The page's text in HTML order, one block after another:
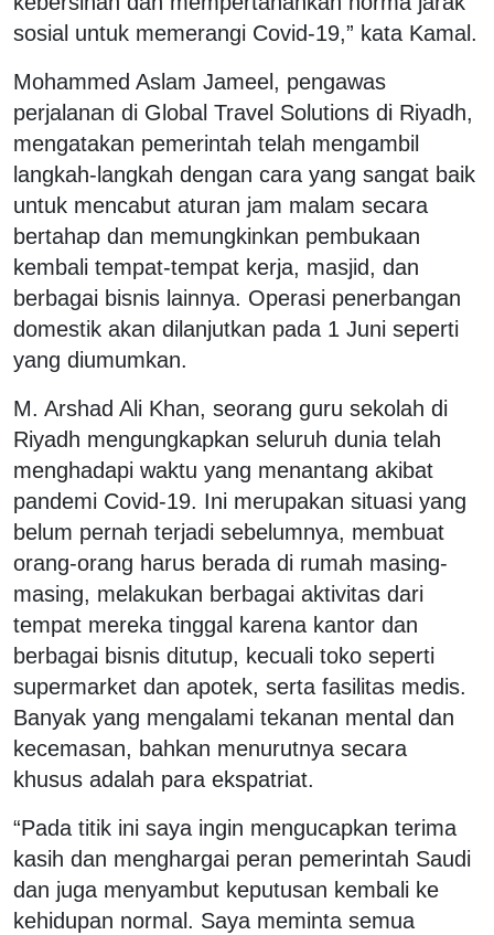
sosial untuk memerangi Covid-19,” kata Kamal.
Mohammed Aslam Jameel, pengawas
perjalanan di Global Travel Solutions di Riyadh,
mengatakan pemerintah telah mengambil
langkah-langkah dengan cara yang sangat baik
untuk mencabut aturan jam malam secara
bertahap dan memungkinkan pembukaan
kembali tempat-tempat kerja, masjid, dan
berbagai bisnis lainnya. Operasi penerbangan
domestik akan dilanjutkan pada 1 Juni seperti
yang diumumkan.
M. Arshad Ali Khan, seorang guru sekolah di
Riyadh mengungkapkan seluruh dunia telah
menghadapi waktu yang menantang akibat
pandemi Covid-19. Ini merupakan situasi yang
belum pernah terjadi sebelumnya, membuat
orang-orang harus berada di rumah masing-
masing, melakukan berbagai aktivitas dari
tempat mereka tinggal karena kantor dan
berbagai bisnis ditutup, kecuali toko seperti
supermarket dan apotek, serta fasilitas medis.
Banyak yang mengalami tekanan mental dan
kecemasan, bahkan menurutnya secara
khusus adalah para ekspatriat.
“Pada titik ini saya ingin mengucapkan terima
kasih dan menghargai peran pemerintah Saudi
dan juga menyambut keputusan kembali ke
kehidupan normal. Saya meminta semua